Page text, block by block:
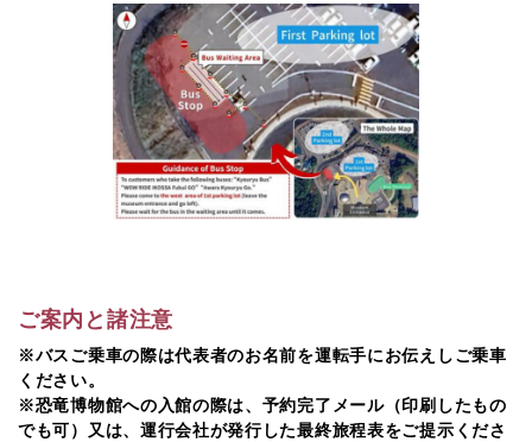
ご案内と諸注意
※バスご乗車の際は代表者のお名前を運転手にお伝えしご乗車
ください。
※恐竜博物館への入館の際は、予約完了メール（印刷したもの
でも可）又は、運行会社が発行した最終旅程表をご提示くださ